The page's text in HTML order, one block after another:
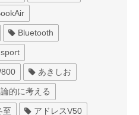
Bluetooth
あきしお
的に考える
至 アドレスV50